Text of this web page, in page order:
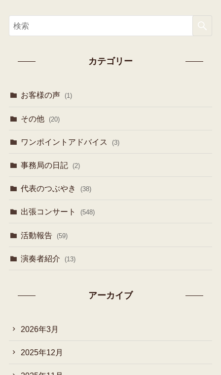
カテゴリー
お客様の声 (1)
その他 (20)
ワンポイントアドバイス (3)
事務局の日記 (2)
代表のつぶやき (38)
出張コンサート (548)
活動報告 (59)
演奏者紹介 (13)
アーカイブ
2026年3月
2025年12月